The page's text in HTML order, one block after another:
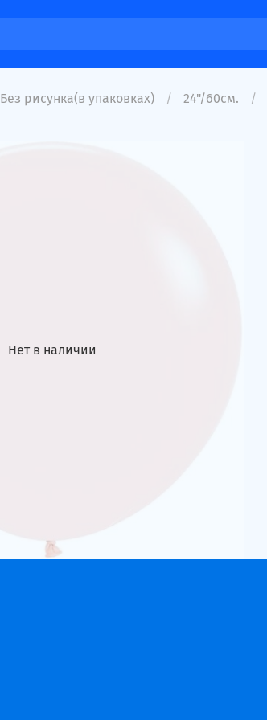
Без рисунка(в упаковках) 24"/60см.
Нет в наличии